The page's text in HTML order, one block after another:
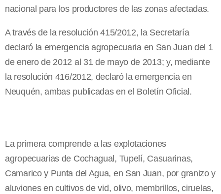
nacional para los productores de las zonas afectadas.
A través de la resolución 415/2012, la Secretaría
declaró la emergencia agropecuaria en San Juan del 1
de enero de 2012 al 31 de mayo de 2013; y, mediante
la resolución 416/2012, declaró la emergencia en
Neuquén, ambas publicadas en el Boletín Oficial.
La primera comprende a las explotaciones
agropecuarias de Cochagual, Tupelí, Casuarinas,
Camarico y Punta del Agua, en San Juan, por granizo y
aluviones en cultivos de vid, olivo, membrillos, ciruelas,